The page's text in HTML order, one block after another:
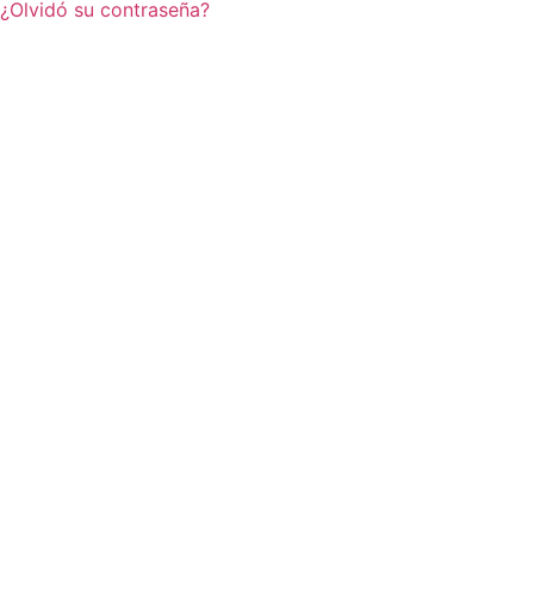
¿Olvidó su contraseña?